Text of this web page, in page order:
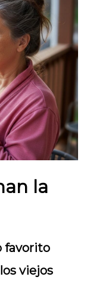
la
favorito
viejos